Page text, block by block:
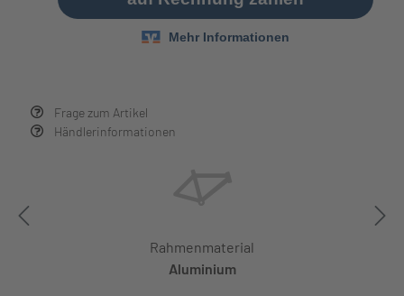
Frage zum Artikel
Händlerinformationen
Rahmenmaterial
Aluminium